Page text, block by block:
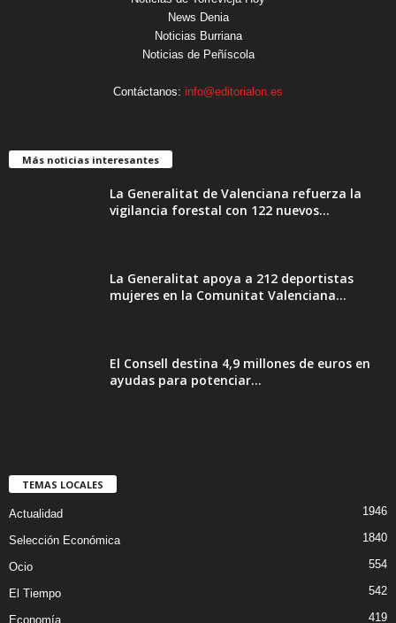
News Denia
Noticias Burriana
Noticias de Peñíscola
Contáctanos: info@editorialon.es
Más noticias interesantes
La Generalitat de Valenciana refuerza la
vigilancia forestal con 122 nuevos...
La Generalitat apoya a 212 deportistas
mujeres en la Comunitat Valenciana...
El Consell destina 4,9 millones de euros en
ayudas para potenciar...
TEMAS LOCALES
Actualidad 1946
Selección Económica 1840
Ocio 554
El Tiempo 542
Economía 419